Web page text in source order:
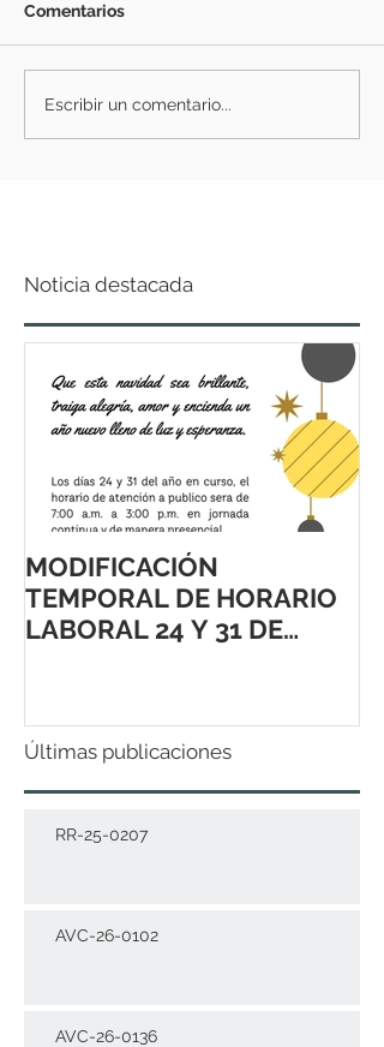
Comentarios
Escribir un comentario...
Noticia destacada
MODIFICACIÓN
TEMPORAL DE HORARIO
LABORAL 24 Y 31 DE
Últimas publicaciones
RR-25-0207
AVC-26-0102
AVC-26-0136